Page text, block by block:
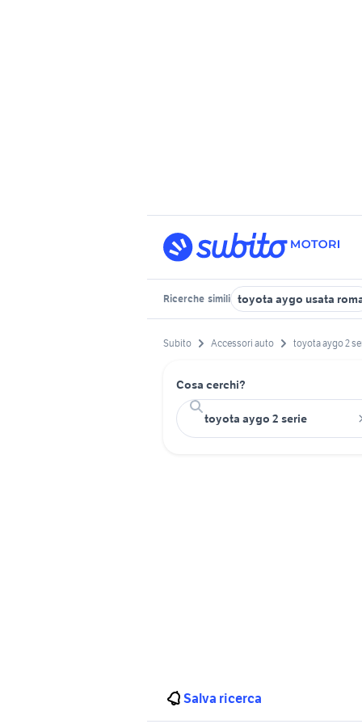
Ricerche simili toyota aygo usata
Subito Accessori auto toyota aygo 2
Cosa cerchi?
Salva ricerca